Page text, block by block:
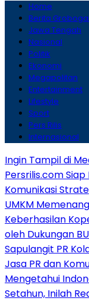
Home
Berita
Jawa Tengah
Nasional
Politik
Ekonomi
Megapolitan
Entertainment
Lifestyle
Sport
Pers Rilis
Internasional
Ingin Tampil di
Persrilis.com
Komunikasi
UMKM
Keberhasilan
oleh Dukungan
Sapulangit PR
Jasa PR dan
Mengetahui
Setahun, Inilah